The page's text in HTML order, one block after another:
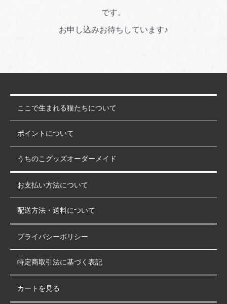
です。
お申し込みお待ちしています♪
ここで生まれる猫たちについて
ポイントについて
うちのこグッズオーダーメイド
お支払い方法について
配送方法・送料について
プライバシーポリシー
特定商取引法に基づく表記
カートを見る